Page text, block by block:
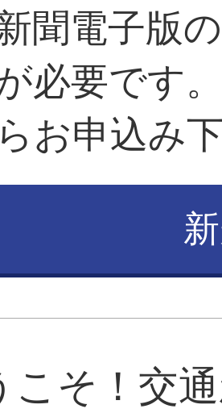
聞電子版
必要です
お申込み
こそ！交